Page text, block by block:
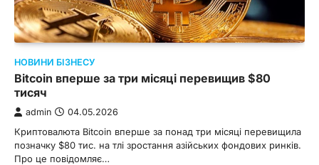
НОВИНИ БІЗНЕСУ
Bitcoin вперше за три місяці перевищив $80
тисяч
admin 04.05.2026
Криптовалюта Bitcoin вперше за понад три місяці перевищила
позначку $80 тис. на тлі зростання азійських фондових ринків.
Про це повідомляє…